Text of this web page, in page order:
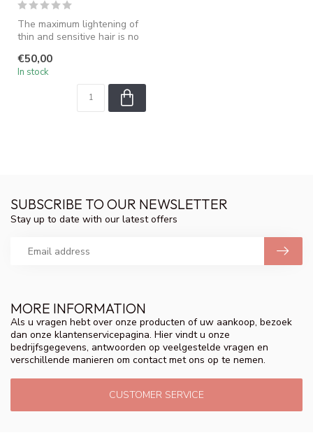
The maximum lightening of
thin and sensitive hair is no
€50,00
In stock
MORE INFORMATION
Als u vragen hebt over onze producten of uw aankoop, bezoek
dan onze klantenservicepagina. Hier vindt u onze
bedrijfsgegevens, antwoorden op veelgestelde vragen en
verschillende manieren om contact met ons op te nemen.
CUSTOMER SERVICE
SUBSCRIBE TO OUR NEWSLETTER
Stay up to date with our latest offers